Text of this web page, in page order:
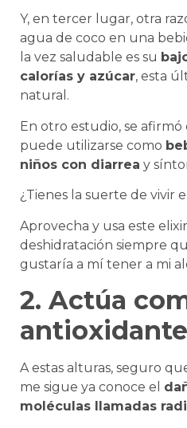
Y, en tercer lugar, otra
agua de coco en una
la vez saludable es su
calorías y azúcar, esta
natural.
En otro estudio, se
puede utilizarse como
niños con diarrea y
¿Tienes la suerte de vivir
Aprovecha y usa este
deshidratación siempre
gustaría a mí tener a mi
2. Actúa
A estas alturas, seguro
me sigue ya conoce el
moléculas llamadas